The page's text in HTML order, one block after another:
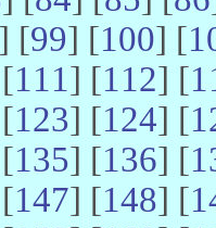
] [99] [100] [
111] [112] [
123] [124] [
135] [136] [
147] [148] [